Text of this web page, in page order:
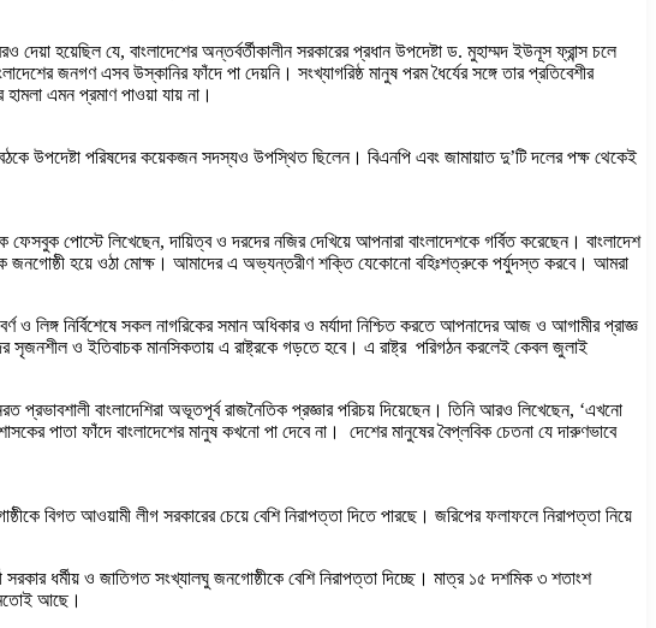
হয়েছিল যে, বাংলাদেশের অন্তর্বর্তীকালীন সরকারের প্রধান উপদেষ্টা ড. মুহাম্মদ ইউনূস ফ্রান্স চলে
জনগণ এসব উস্কানির ফাঁদে পা দেয়নি। সংখ্যাগরিষ্ঠ মানুষ পরম ধৈর্যের সঙ্গে তার প্রতিবেশীর
হামলা এমন প্রমাণ পাওয়া যায় না।
উপদেষ্টা পরিষদের কয়েকজন সদস্যও উপস্থিত ছিলেন। বিএনপি এবং জামায়াত দু’টি দলের পক্ষ থেকেই
পোস্টে লিখেছেন, দায়িত্ব ও দরদের নজির দেখিয়ে আপনারা বাংলাদেশকে গর্বিত করেছেন। বাংলাদেশ
জনগোষ্ঠী হয়ে ওঠা মোক্ষ। আমাদের এ অভ্যন্তরীণ শক্তি যেকোনো বহিঃশত্রুকে পর্যুদস্ত করবে। আমরা
নির্বিশেষে সকল নাগরিকের সমান অধিকার ও মর্যাদা নিশ্চিত করতে আপনাদের আজ ও আগামীর প্রাজ্ঞ
সৃজনশীল ও ইতিবাচক মানসিকতায় এ রাষ্ট্রকে গড়তে হবে। এ রাষ্ট্র পরিগঠন করলেই কেবল জুলাই
প্রভাবশালী বাংলাদেশিরা অভূতপূর্ব রাজনৈতিক প্রজ্ঞার পরিচয় দিয়েছেন। তিনি আরও লিখেছেন, ‘এখনো
পাতা ফাঁদে বাংলাদেশের মানুষ কখনো পা দেবে না। দেশের মানুষের বৈপ্লবিক চেতনা যে দারুণভাবে
বিগত আওয়ামী লীগ সরকারের চেয়ে বেশি নিরাপত্তা দিতে পারছে। জরিপের ফলাফলে নিরাপত্তা নিয়ে
ধর্মীয় ও জাতিগত সংখ্যালঘু জনগোষ্ঠীকে বেশি নিরাপত্তা দিচ্ছে। মাত্র ১৫ দশমিক ৩ শতাংশ
মতোই আছে।